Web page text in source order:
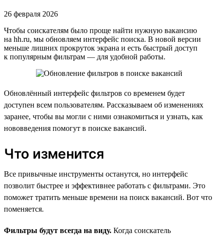
26 февраля 2026
Чтобы соискателям было проще найти нужную вакансию
на hh.ru, мы обновляем интерфейс поиска. В новой версии
меньше лишних прокруток экрана и есть быстрый доступ
к популярным фильтрам — для удобной работы.
Обновлённый интерфейс фильтров со временем будет
доступен всем пользователям. Рассказываем об изменениях
заранее, чтобы вы могли с ними ознакомиться и узнать, как
нововведения помогут в поиске вакансий.
Что изменится
Все привычные инструменты останутся, но интерфейс
позволит быстрее и эффективнее работать с фильтрами. Это
поможет тратить меньше времени на поиск вакансий. Вот что
поменяется.
Фильтры будут всегда на виду. Когда соискатель